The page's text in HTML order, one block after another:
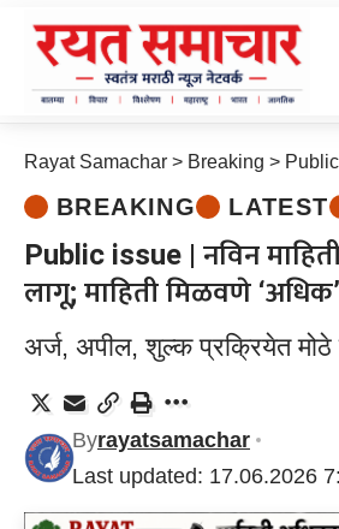
Rayat Samachar > Breaking > Public issue |
BREAKING LATEST
Public issue | नविन
लागू; माहिती मिळवणे
अर्ज, अपील, शुल्क प्रक्रियेत
Last updated: 17.06.2026
Byrayatsamachar